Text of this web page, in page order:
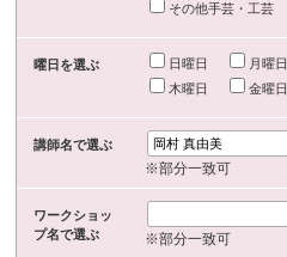
その他手芸・工芸
曜日を選ぶ 日曜日 月曜日
木曜日
金曜日
講師名で選ぶ
※部分一致可
ワークショッ
プ名で選ぶ
※部分一致可